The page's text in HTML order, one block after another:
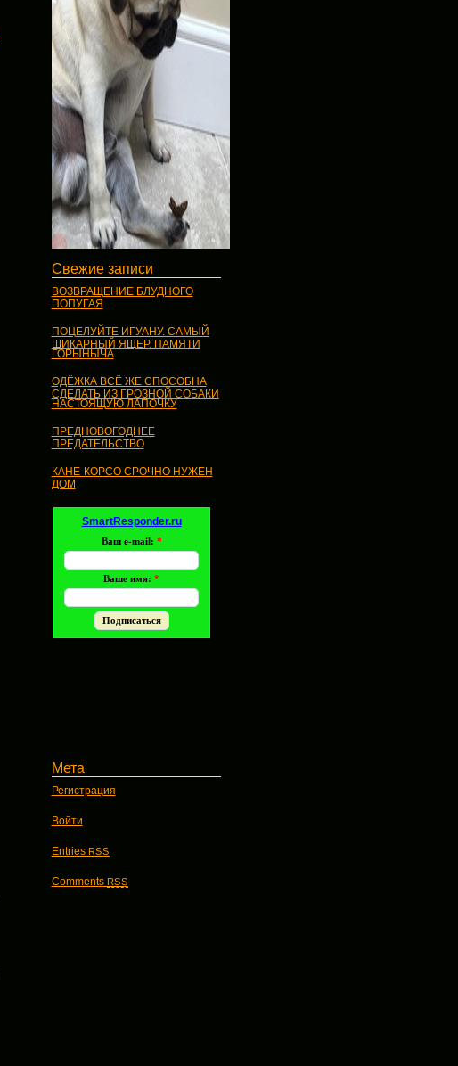
Свежие записи
ВОЗВРАЩЕНИЕ БЛУДНОГО
ПОПУГАЯ
ПОЦЕЛУЙТЕ ИГУАНУ. САМЫЙ
ШИКАРНЫЙ ЯЩЕР. ПАМЯТИ
ГОРЫНЫЧА
ОДЁЖКА ВСЁ ЖЕ СПОСОБНА
СДЕЛАТЬ ИЗ ГРОЗНОЙ СОБАКИ
НАСТОЯЩУЮ ЛАПОЧКУ
ПРЕДНОВОГОДНЕЕ
ПРЕДАТЕЛЬСТВО
КАНЕ-КОРСО СРОЧНО НУЖЕН
ДОМ
SmartResponder.ru
Ваш e-mail: *
Ваше имя: *
Мета
Регистрация
Войти
Entries RSS
Comments RSS